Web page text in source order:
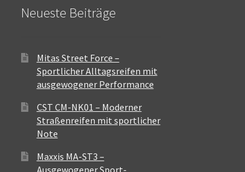
Neueste Beiträge
Mitas Street Force –
Sportlicher Alltagsreifen mit
ausgewogener Performance
CST CM-NK01 – Moderner
Straßenreifen mit sportlicher
Note
Maxxis MA-ST3 –
Ausgewogener Sport-